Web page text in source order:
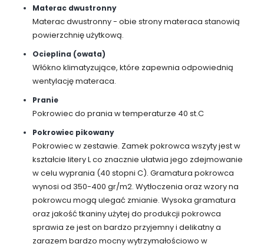
Materac dwustronny
Materac dwustronny - obie strony materaca stanowią
powierzchnię użytkową.
Ocieplina (owata)
Włókno klimatyzujące, które zapewnia odpowiednią
wentylację materaca.
Pranie
Pokrowiec do prania w temperaturze 40 st.C
Pokrowiec pikowany
Pokrowiec w zestawie. Zamek pokrowca wszyty jest w
kształcie litery L co znacznie ułatwia jego zdejmowanie
w celu wyprania (40 stopni C). Gramatura pokrowca
wynosi od 350-400 gr/m2. Wytłoczenia oraz wzory na
pokrowcu mogą ulegać zmianie. Wysoka gramatura
oraz jakość tkaniny użytej do produkcji pokrowca
sprawia ze jest on bardzo przyjemny i delikatny a
zarazem bardzo mocny wytrzymałościowo w